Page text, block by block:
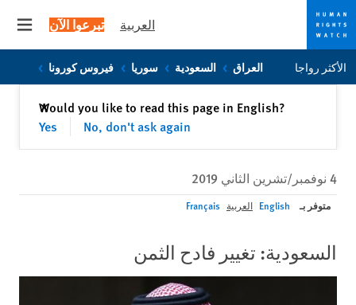
Skip
to
Skip
to
العربية تبرعوا الآن
الأكثر رواجا العراق السعودية سوريا فيروس كورونا
Would you like to read this page in English?
Yes
No, don't ask again
✕إغلاق
4 نوفمبر/تشرين الثاني 2019
متوفر بـ English العربية Français
السعودية: تغيير فادح الثمن